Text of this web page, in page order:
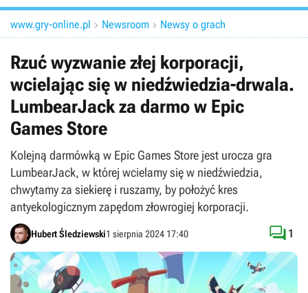
www.gry-online.pl  Newsroom  Newsy o grach
Rzuć wyzwanie złej korporacji,
wcielając się w niedźwiedzia-drwala.
LumbearJack za darmo w Epic
Games Store
Kolejną darmówką w Epic Games Store jest urocza gra
LumbearJack, w której wcielamy się w niedźwiedzia,
chwytamy za siekierę i ruszamy, by położyć kres
antyekologicznym zapędom złowrogiej korporacji.
Hubert Śledziewski1 sierpnia 2024 17:40  1